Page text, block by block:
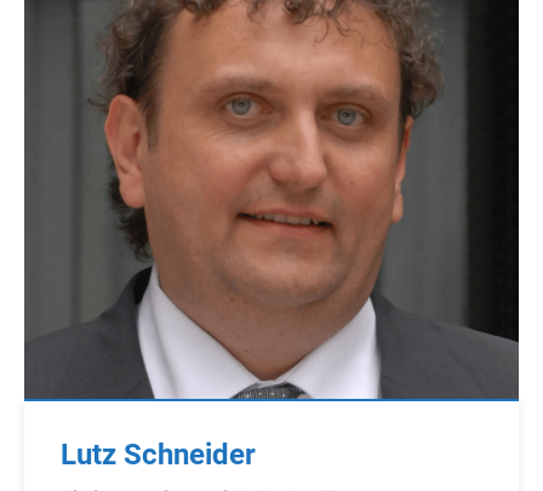
Lutz Schneider